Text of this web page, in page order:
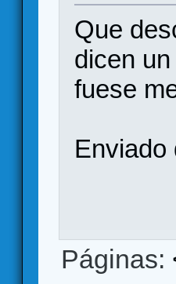
Que
dicen
fuese
Enviado
Páginas: